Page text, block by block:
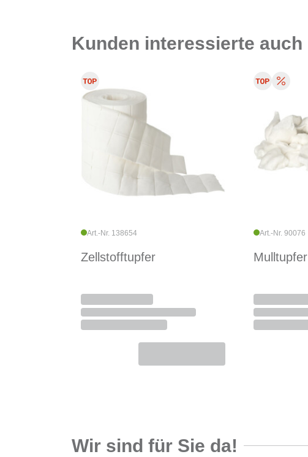
Kunden interessierte auch
Art.-Nr. 138654
Zellstofftupfer
Art.-Nr. 90076
Mulltupfer
Wir sind für Sie da!